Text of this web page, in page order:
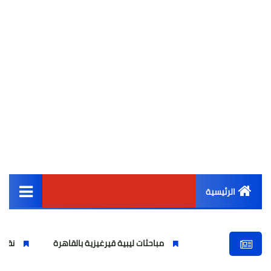
الرئيسية
أخبار مصرمباحثات ليبية قيرغيزية بالقاهرة نقيب المحامين